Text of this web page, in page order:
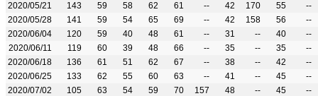
2020/05/21
143 59 58 62 61 -- 42 170 55
--
2020/05/28
141 59 54 65 69 -- 42 158 56
--
2020/06/04
120 59 40 48 61 -- 31 -- 40
--
2020/06/11
119 60 39 48 66 -- 35 -- 35
--
2020/06/18
136 61 51 62 67 -- 38 -- 42
--
2020/06/25
133 62 55 60 63 -- 41 -- 45
--
2020/07/02
105 63 54 59 70 157 48 -- 45
--